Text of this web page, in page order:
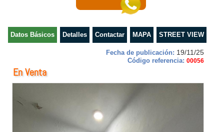
Datos Básicos Detalles Contactar MAPA STREET VIEW
Fecha de publicación: 19/11/25
Código referencia: 00056
En Venta